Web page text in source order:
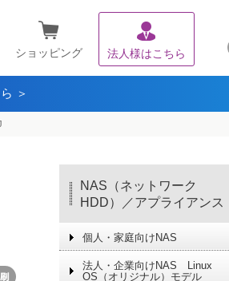
ショッピング 法人様はこちら
＞
NAS（ネットワーク
HDD）／アプライアンス
個人・家庭向けNAS
法人・企業向けNAS Linux
OS（オリジナル）モデル